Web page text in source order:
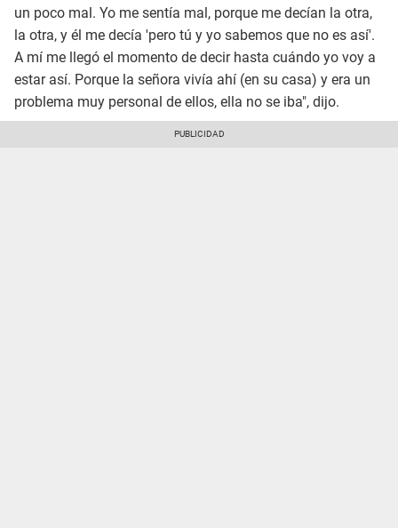
un poco mal. Yo me sentía mal, porque me decían la otra,
la otra, y él me decía 'pero tú y yo sabemos que no es así'.
A mí me llegó el momento de decir hasta cuándo yo voy a
estar así. Porque la señora vivía ahí (en su casa) y era un
problema muy personal de ellos, ella no se iba", dijo.